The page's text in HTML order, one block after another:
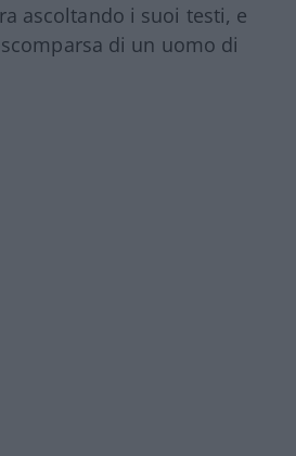
ascoltando i suoi testi, e
di un uomo di